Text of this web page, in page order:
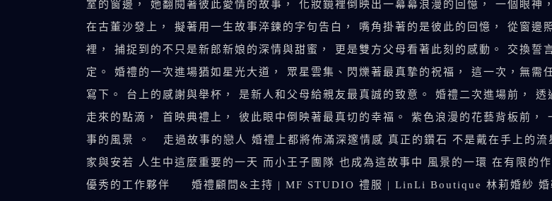
室的窗邊， 她翻閱著彼此愛情的故事， 化妝鏡裡倒映出一幕幕浪漫的回憶， 一個眼神
在古董沙發上， 擬著用一生故事淬鍊的字句告白， 嘴角掛著的是彼此的回憶， 從窗
裡， 捕捉到的不只是新郎新娘的深情與甜蜜， 更是雙方父母看著此刻的感動。 交換誓
定。 婚禮的一次進場猶如星光大道， 眾星雲集、閃爍著最真摯的祝福， 這一次，無需
寫下。 台上的感謝與舉杯， 是新人和父母給親友最真誠的致意。 婚禮二次進場前，
走來的點滴， 首映典禮上， 彼此眼中倒映著最真切的幸福。 紫色浪漫的花藝背板前
事的風景 。 走過故事的戀人 婚禮上都將佈滿深邃情感 真正的鑽石 不是戴在手上的
家與安若 人生中這麼重要的一天 而小王子團隊 也成為這故事中 風景的一環 在有限的
優秀的工作夥伴 婚禮顧問&主持 | MF STUDIO 禮服 | LinLi Boutique 林莉婚紗